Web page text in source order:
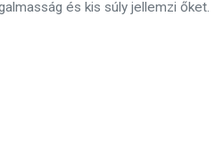
és kis súly jellemzi őket.